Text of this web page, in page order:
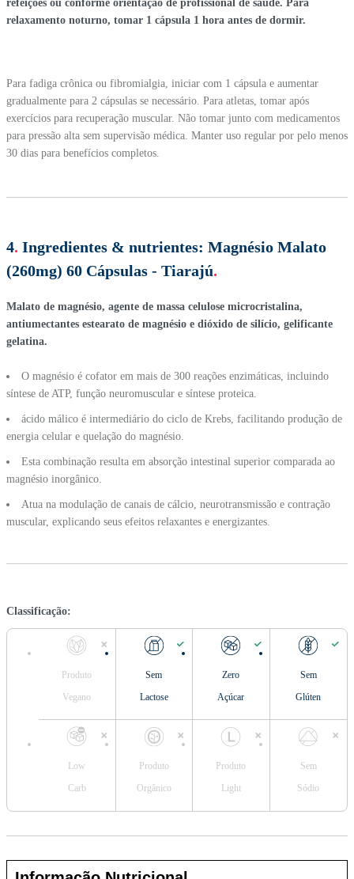
refeições ou conforme orientação de profissional de saúde. Para
relaxamento noturno, tomar 1 cápsula 1 hora antes de dormir.
Para fadiga crônica ou fibromialgia, iniciar com 1 cápsula e aumentar
gradualmente para 2 cápsulas se necessário. Para atletas, tomar após
exercícios para recuperação muscular. Não tomar junto com medicamentos
para pressão alta sem supervisão médica. Manter uso regular por pelo menos
30 dias para benefícios completos.
4. Ingredientes & nutrientes: Magnésio Malato
(260mg) 60 Cápsulas - Tiarajú.
Malato de magnésio, agente de massa celulose microcristalina,
antiumectantes estearato de magnésio e dióxido de silício, gelificante
gelatina.
O magnésio é cofator em mais de 300 reações enzimáticas, incluindo
síntese de ATP, função neuromuscular e síntese proteica.
ácido málico é intermediário do ciclo de Krebs, facilitando produção de
energia celular e quelação do magnésio.
Esta combinação resulta em absorção intestinal superior comparada ao
magnésio inorgânico.
Atua na modulação de canais de cálcio, neurotransmissão e contração
muscular, explicando seus efeitos relaxantes e energizantes.
Classificação:
Produto
Vegano
Sem
Lactose
Zero
Açúcar
Sem
Glúten
Low
Carb
Produto
Orgânico
Produto
Light
Sem
Sódio